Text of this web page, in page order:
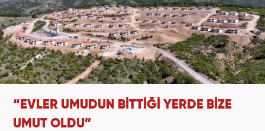
“EVLER UMUDUN BİTTİĞİ YERDE BİZE
UMUT OLDU”